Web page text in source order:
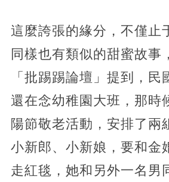
這麼誇張的緣分，不僅止
同樣也有類似的甜蜜故事
「批踢踢論壇」提到，民
還在念幼稚園大班，那時
陽節敬老活動，安排了兩
小新郎、小新娘，要和金
走紅毯，她和另外一名男